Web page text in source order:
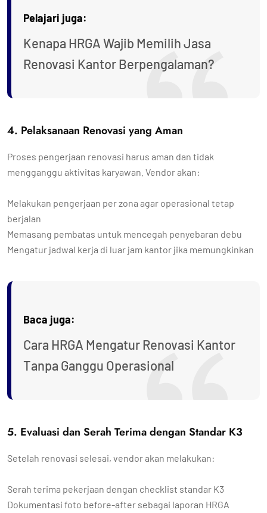
Pelajari juga:
Kenapa HRGA Wajib Memilih Jasa
Renovasi Kantor Berpengalaman?
4. Pelaksanaan Renovasi yang Aman
Proses pengerjaan renovasi harus aman dan tidak
mengganggu aktivitas karyawan. Vendor akan:
Melakukan pengerjaan per zona agar operasional tetap
berjalan
Memasang pembatas untuk mencegah penyebaran debu
Mengatur jadwal kerja di luar jam kantor jika memungkinkan
Baca juga:
Cara HRGA Mengatur Renovasi Kantor
Tanpa Ganggu Operasional
5. Evaluasi dan Serah Terima dengan Standar K3
Setelah renovasi selesai, vendor akan melakukan:
Serah terima pekerjaan dengan checklist standar K3
Dokumentasi foto before-after sebagai laporan HRGA